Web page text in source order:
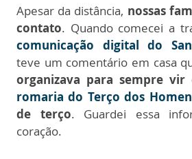
Apesar da distância, nossas
contato. Quando comecei a
comunicação digital do
teve um comentário em casa
organizava para sempre vir
romaria do Terço dos
de terço. Guardei essa
coração.